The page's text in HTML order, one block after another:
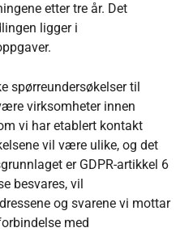
etter tre år. Det
ligger i
spørreundersøkelser til
virksomheter innen
vi har etablert kontakt
vil være ulike, og det
er GDPR-artikkel 6
besvares, vil
og svarene vi mottar
med